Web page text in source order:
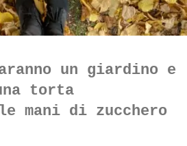
un giardino e
torta
mani di zucchero